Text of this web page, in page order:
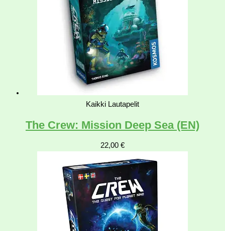
Kaikki Lautapelit
The Crew: Mission Deep Sea (EN)
22,00 €